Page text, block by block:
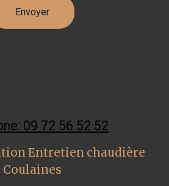
09 72 56 52 52
Entretien chaudière
Coulaines